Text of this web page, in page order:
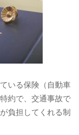
いる保険（自動車
約で、交通事故で
負担してくれる制